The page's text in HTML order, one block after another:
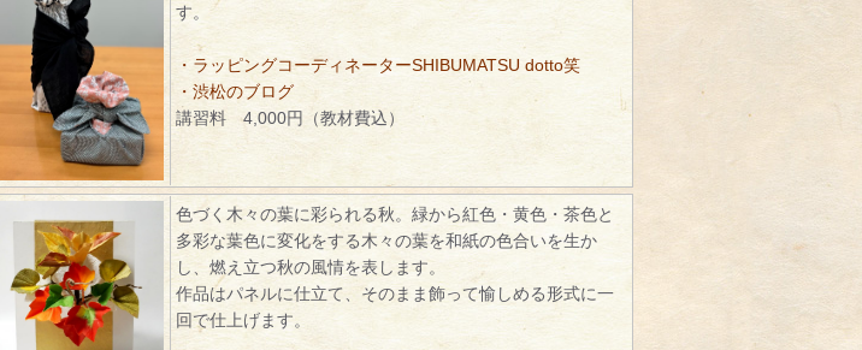
す。
・ラッピングコーディネーターSHIBUMATSU dotto笑
・渋松のブログ
講習料 4,000円（教材費込）
色づく木々の葉に彩られる秋。緑から紅色・黄色・茶色と
多彩な葉色に変化をする木々の葉を和紙の色合いを生か
し、燃え立つ秋の風情を表します。
作品はパネルに仕立て、そのまま飾って愉しめる形式に一
回で仕上げます。